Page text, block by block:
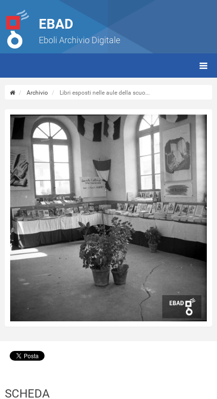
EBAD
Eboli Archivio Digitale
Archivio Libri esposti nelle aule della scuo...
SCHEDA